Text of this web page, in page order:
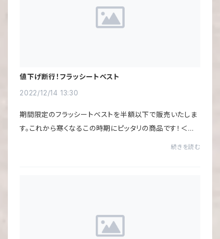
値下げ断行！フラッシートベスト
2022/12/14 13:30
期間限定のフラッシートベストを半額以下で販売いたしま
す。これから寒くなるこの時期にピッタリの商品です！＜在
続きを読む